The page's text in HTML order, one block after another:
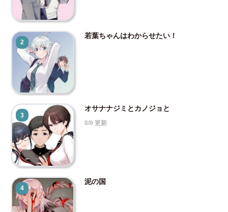
2
若葉ちゃんはわからせたい！
3
オサナナジミとカノジョと
8/9 更新
4
泥の国